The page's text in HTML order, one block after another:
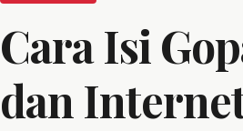
Cara Isi
dan